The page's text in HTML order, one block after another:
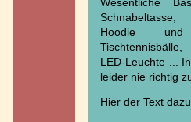
Wesentliche
Hoodie
LED-Leuchte ...
leider nie richtig
Hier der Text